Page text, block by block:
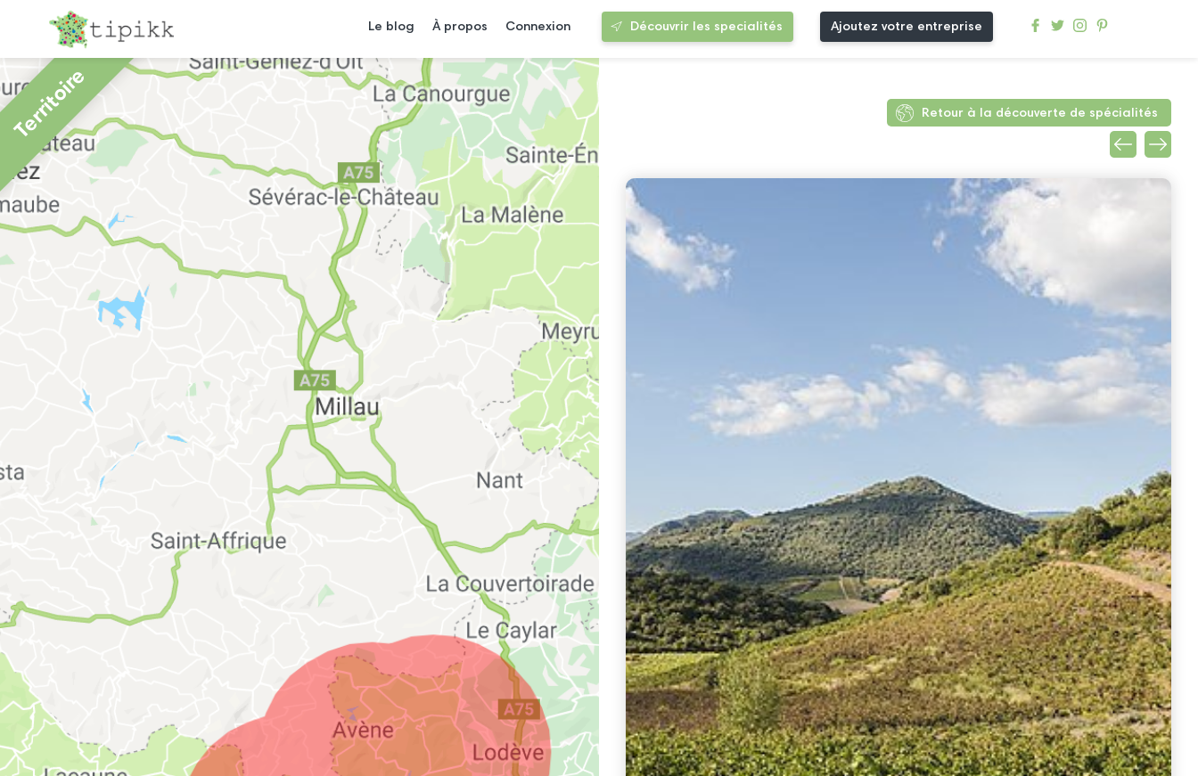
Le blog À propos Connexion Découvrir les specialités Ajoutez votre entreprise
Territoire Retour à la découverte de spécialités